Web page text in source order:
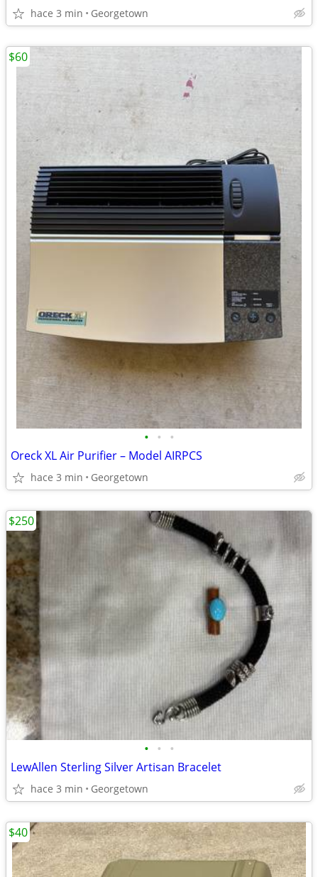
hace 3 min Georgetown
• • •
Oreck XL Air Purifier – Model AIRPCS
hace 3 min Georgetown
$60
• • •
LewAllen Sterling Silver Artisan Bracelet
hace 3 min Georgetown
$250
$40